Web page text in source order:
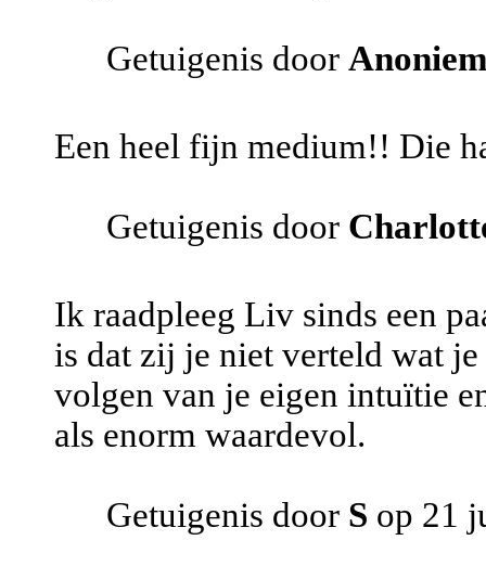
Getuigenis door
Een heel fijn medium!! Die
Getuigenis door
Ik raadpleeg Liv sinds een
is dat zij je niet verteld wat
volgen van je eigen intuïtie
als enorm waardevol.
Getuigenis door S op 21